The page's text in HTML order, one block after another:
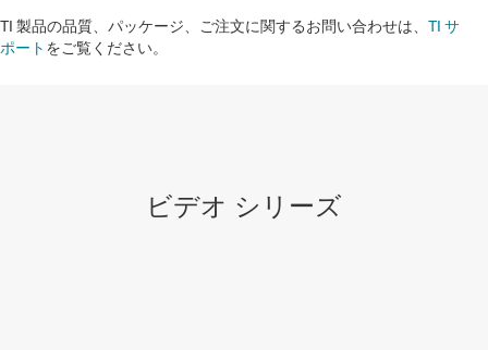
TI 製品の品質、パッケージ、ご注文に関するお問い合わせは、 TI サ
ポート をご覧ください。​​​​​​​​​​​​​​
ビデオ シリーズ